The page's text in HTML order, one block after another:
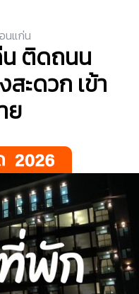
นแก่น
ติดถนน
ะดวก เข้า
ย